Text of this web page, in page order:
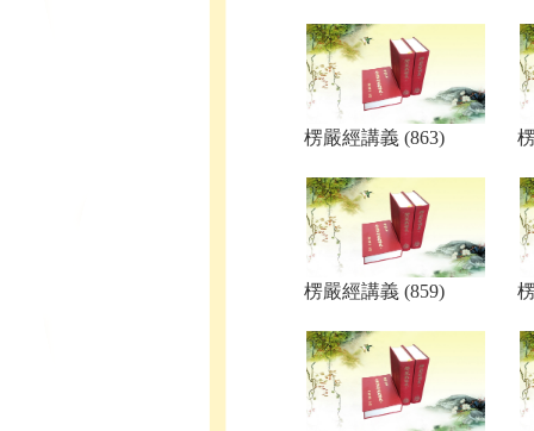
楞嚴經講義 (863)
楞嚴經講義 (859)